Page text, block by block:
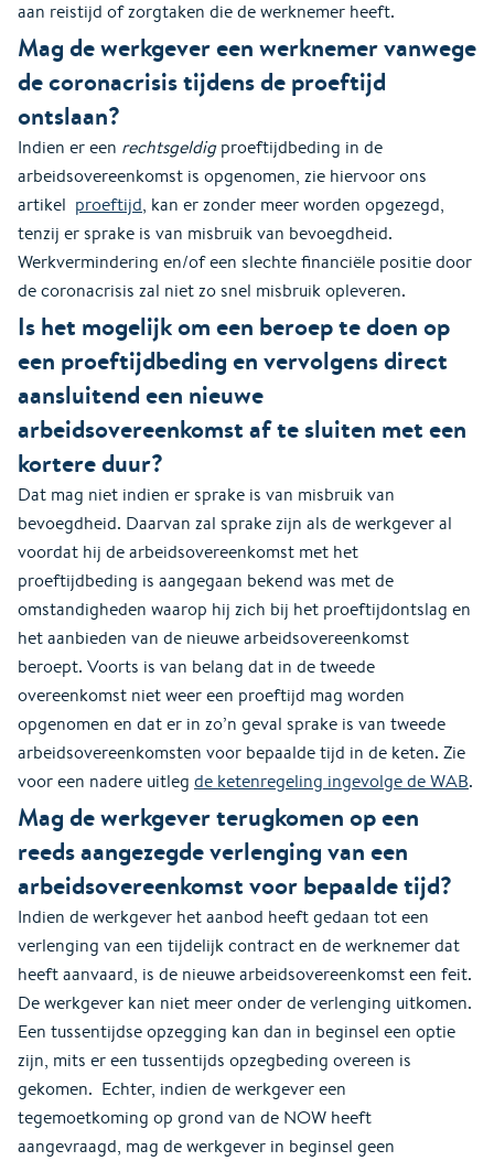
aan reistijd of zorgtaken die de werknemer heeft.
Mag de werkgever een werknemer vanwege
de coronacrisis tijdens de proeftijd
ontslaan?
Indien er een rechtsgeldigproeftijdbeding in de
arbeidsovereenkomst is opgenomen, zie hiervoor ons
artikel proeftijd, kan er zonder meer worden opgezegd,
tenzij er sprake is van misbruik van bevoegdheid.
Werkvermindering en/of een slechte financiële positie door
de coronacrisis zal niet zo snel misbruik opleveren.
Is het mogelijk om een beroep te doen op
een proeftijdbeding en vervolgens direct
aansluitend een nieuwe
arbeidsovereenkomst af te sluiten met een
kortere duur?
Dat mag niet indien er sprake is van misbruik van
bevoegdheid. Daarvan zal sprake zijn als de werkgever al
voordat hij de arbeidsovereenkomst met het
proeftijdbeding is aangegaan bekend was met de
omstandigheden waarop hij zich bij het proeftijdontslag en
het aanbieden van de nieuwe arbeidsovereenkomst
beroept. Voorts is van belang dat in de tweede
overeenkomst niet weer een proeftijd mag worden
opgenomen en dat er in zo’n geval sprake is van tweede
arbeidsovereenkomsten voor bepaalde tijd in de keten. Zie
voor een nadere uitleg de ketenregeling ingevolge de WAB.
Mag de werkgever terugkomen op een
reeds aangezegde verlenging van een
arbeidsovereenkomst voor bepaalde tijd?
Indien de werkgever het aanbod heeft gedaan tot een
verlenging van een tijdelijk contract en de werknemer dat
heeft aanvaard, is de nieuwe arbeidsovereenkomst een feit.
De werkgever kan niet meer onder de verlenging uitkomen.
Een tussentijdse opzegging kan dan in beginsel een optie
zijn, mits er een tussentijds opzegbeding overeen is
gekomen. Echter, indien de werkgever een
tegemoetkoming op grond van de NOW heeft
aangevraagd, mag de werkgever in beginsel geen